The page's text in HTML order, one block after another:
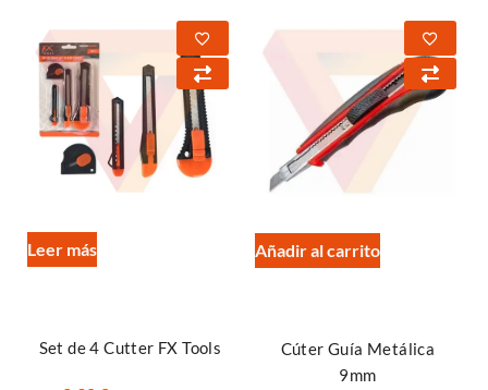
Leer más
Set de 4 Cutter FX Tools
Añadir al carrito
Cúter Guía Metálica
9mm